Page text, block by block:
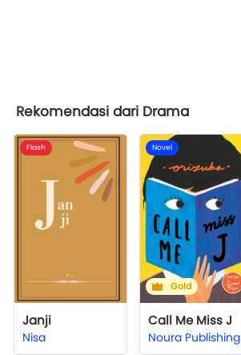
Rekomendasi dari Drama
Flash
Janji
Nisa
Novel
Gold
Call Me Miss J
Noura Publishing